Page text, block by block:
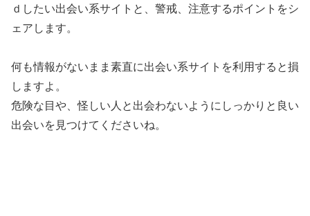
ｄしたい出会い系サイトと、警戒、注意するポイントをシ
ェアします。
何も情報がないまま素直に出会い系サイトを利用すると損
しますよ。
危険な目や、怪しい人と出会わないようにしっかりと良い
出会いを見つけてくださいね。